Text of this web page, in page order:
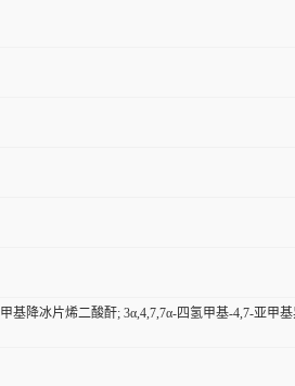
降冰片烯二酸酐; 3α,4,7,7α-四氢甲基-4,7-亚甲